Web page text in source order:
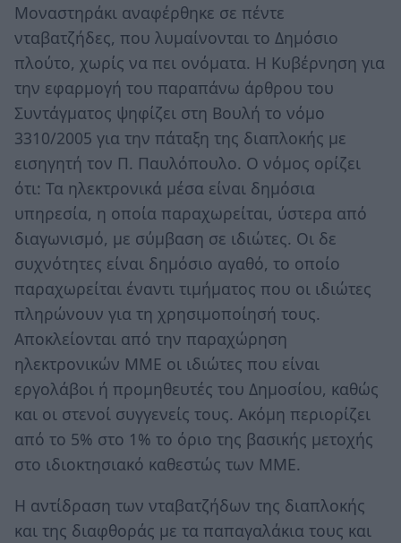
Μοναστηράκι αναφέρθηκε σε πέντε
νταβατζήδες, που λυμαίνονται το Δημόσιο
πλούτο, χωρίς να πει ονόματα. Η Κυβέρνηση για
την εφαρμογή του παραπάνω άρθρου του
Συντάγματος ψηφίζει στη Βουλή το νόμο
3310/2005 για την πάταξη της διαπλοκής με
εισηγητή τον Π. Παυλόπουλο. Ο νόμος ορίζει
ότι: Τα ηλεκτρονικά μέσα είναι δημόσια
υπηρεσία, η οποία παραχωρείται, ύστερα από
διαγωνισμό, με σύμβαση σε ιδιώτες. Οι δε
συχνότητες είναι δημόσιο αγαθό, το οποίο
παραχωρείται έναντι τιμήματος που οι ιδιώτες
πληρώνουν για τη χρησιμοποίησή τους.
Αποκλείονται από την παραχώρηση
ηλεκτρονικών ΜΜΕ οι ιδιώτες που είναι
εργολάβοι ή προμηθευτές του Δημοσίου, καθώς
και οι στενοί συγγενείς τους. Ακόμη περιορίζει
από το 5% στο 1% το όριο της βασικής μετοχής
στο ιδιοκτησιακό καθεστώς των ΜΜΕ.
Η αντίδραση των νταβατζήδων της διαπλοκής
και της διαφθοράς με τα παπαγαλάκια τους και